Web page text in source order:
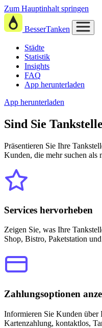
Zum Hauptinhalt springen
BesserTanken
Städte
Statistik
Insights
FAQ
App herunterladen
App herunterladen
Sind Sie
Präsentieren Sie Ihre
Kunden, die mehr suchen als
Services hervorheben
Zeigen Sie, was Ihre
Shop, Bistro, Paketstation
Zahlungsoptionen
Informieren Sie Kunden über
Kartenzahlung, kontaktlos,